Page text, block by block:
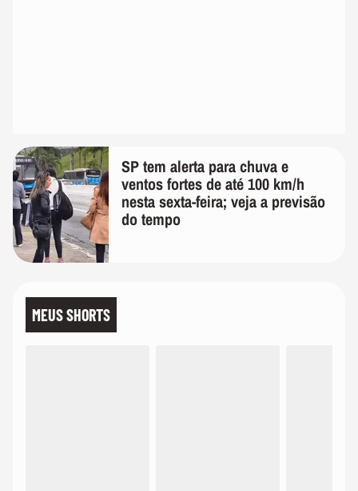
SP tem alerta para chuva e
ventos fortes de até 100 km/h
nesta sexta-feira; veja a previsão
do tempo
MEUS SHORTS